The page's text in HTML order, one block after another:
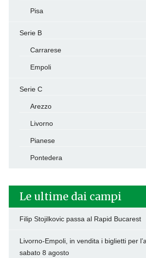
Pisa
Serie B
Carrarese
Empoli
Serie C
Arezzo
Livorno
Pianese
Pontedera
Le ultime dai campi
Filip Stojilkovic passa al Rapid Bucarest
Livorno-Empoli, in vendita i biglietti per
sabato 8 agosto